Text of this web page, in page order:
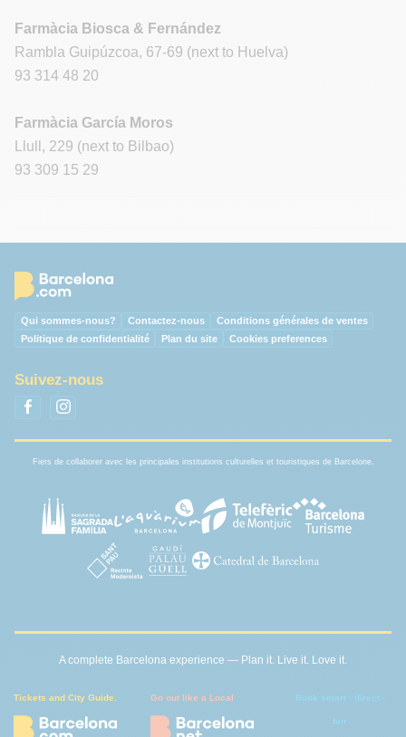
Farmàcia Biosca & Fernández
Rambla Guipúzcoa, 67-69 (next to Huelva)
93 314 48 20
Farmàcia García Moros
Llull, 229 (next to Bilbao)
93 309 15 29
Qui sommes-nous? Contactez-nous
Conditions générales de ventes
Politique de confidentialité
Plan du site Cookies preferences
Suivez-nous
Fiers de collaborer avec les principales institutions culturelles et touristiques de Barcelone.
A complete Barcelona experience — Plan it. Live it. Love it.
Tickets and City Guide. Go out like a Local Book smart - direct -
fair